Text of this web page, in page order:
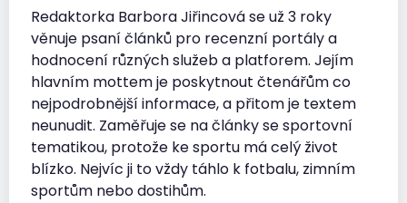
Redaktorka Barbora Jiřincová se už 3 roky
věnuje psaní článků pro recenzní portály a
hodnocení různých služeb a platforem. Jejím
hlavním mottem je poskytnout čtenářům co
nejpodrobnější informace, a přitom je textem
neunudit. Zaměřuje se na články se sportovní
tematikou, protože ke sportu má celý život
blízko. Nejvíc ji to vždy táhlo k fotbalu, zimním
sportům nebo dostihům.